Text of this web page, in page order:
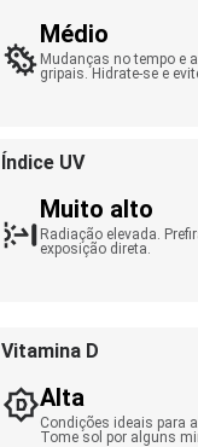
Médio
Mudanças no tempo e
gripais. Hidrate-se e
Índice UV
Muito alto
Radiação elevada.
exposição direta.
Vitamina D
Alta
Condições ideais para
Tome sol por alguns